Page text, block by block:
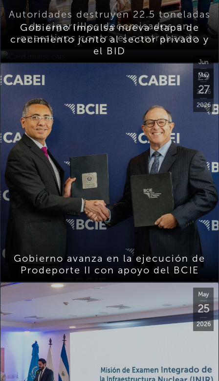
Autoridades destruyen 22.5 toneladas
de cigarrillos decomisados en
operativos contra el contrabando
Jun
29
2026
Gobierno impulsa nueva etapa de
crecimiento junto al sector privado y
el BID
May
27
2026
Gobierno avanza en la ejecución de
Prodeporte II con apoyo del BCIE
May
25
2026